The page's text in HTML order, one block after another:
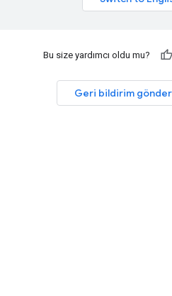
Bu size yardımcı oldu mu?
Geri bildirim